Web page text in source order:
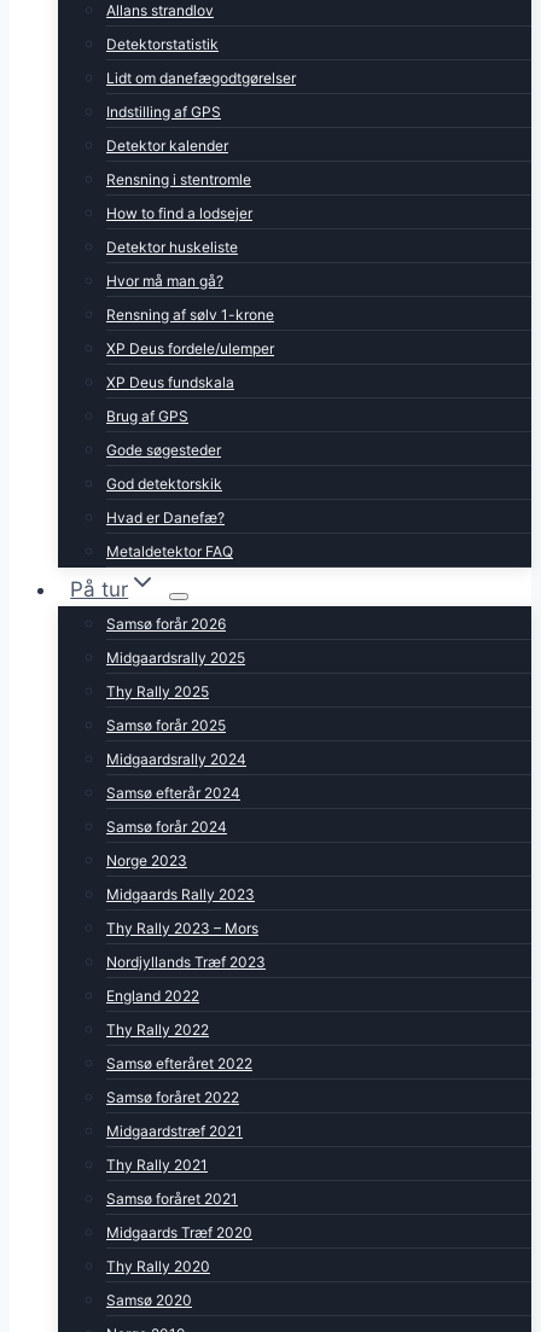
Allans strandlov
Detektorstatistik
Lidt om danefægodtgørelser
Indstilling af GPS
Detektor kalender
Rensning i stentromle
How to find a lodsejer
Detektor huskeliste
Hvor må man gå?
Rensning af sølv 1-krone
XP Deus fordele/ulemper
XP Deus fundskala
Brug af GPS
Gode søgesteder
God detektorskik
Hvad er Danefæ?
Metaldetektor FAQ
På tur
Samsø forår 2026
Midgaardsrally 2025
Thy Rally 2025
Samsø forår 2025
Midgaardsrally 2024
Samsø efterår 2024
Samsø forår 2024
Norge 2023
Midgaards Rally 2023
Thy Rally 2023 – Mors
Nordjyllands Træf 2023
England 2022
Thy Rally 2022
Samsø efteråret 2022
Samsø foråret 2022
Midgaardstræf 2021
Thy Rally 2021
Samsø foråret 2021
Midgaards Træf 2020
Thy Rally 2020
Samsø 2020